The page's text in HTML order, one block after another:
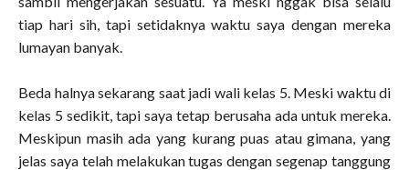
tiap hari sih, tapi setidaknya waktu saya dengan mereka
lumayan banyak.
Beda halnya sekarang saat jadi wali kelas 5. Meski waktu di
kelas 5 sedikit, tapi saya tetap berusaha ada untuk mereka.
Meskipun masih ada yang kurang puas atau gimana, yang
jelas saya telah melakukan tugas dengan segenap tanggung